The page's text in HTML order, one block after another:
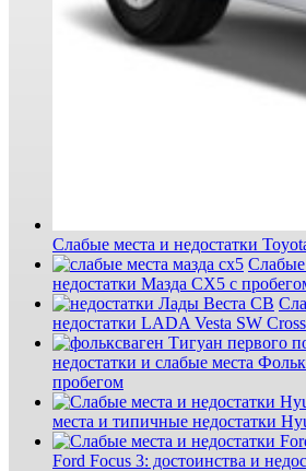
Слабые места и недостатки
недостатки Мазда СХ5 с
недостатки LADA Vesta SW Cross
недостатки и слабые места
пробегом
места и типичные недостатки
Ford Focus 3: достоинства и